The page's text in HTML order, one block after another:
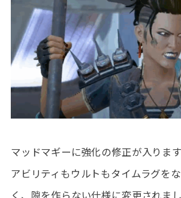
マッドマギーに強化の修正が入ります
アビリティもウルトもタイムラグを
く、隙を作らない仕様に変更されまし